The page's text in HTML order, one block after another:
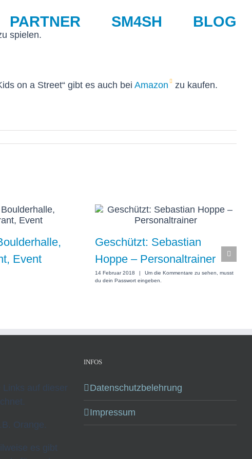
PARTNER SM4SH BLOG
spielen.
on a Street“ gibt es auch bei Amazon
zu kaufen.
Event
Geschützt: Sebastian
Hoppe – Personaltrainer
14 Februar 2018 |
Um die Kommentare zu sehen, musst
du dein Passwort eingeben.
Links auf dieser
Orange.
es gibt
INFOS
Datenschutzbelehrung
Impressum